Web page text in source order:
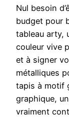
Nul besoin
budget pour
tableau arty,
couleur vive
et à signer
métalliques
tapis à motif
graphique,
vraiment